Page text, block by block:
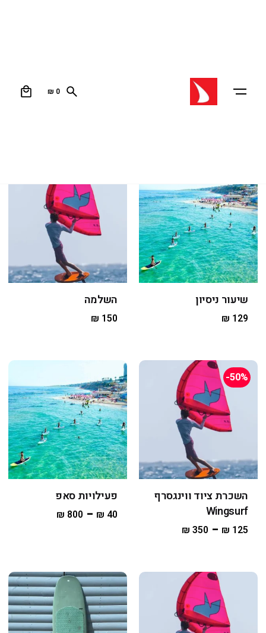
₪ 0
ביגוד חוף ואופנה
עמוד הבית / ביגוד חוף ואופנה
שיעור ניסיון
₪ 129
השלמה
₪ 150
-50%
השכרת ציוד ווינגסרף
Wingsurf
₪ 125
–
₪ 350
פעילויות סאפ
₪ 40
–
₪ 800